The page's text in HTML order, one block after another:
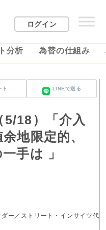
ログイン
分析 為替の仕組み
ト LINEで送る
18）「介入
地限定的、
手は 」
ー／ストリート・インサイツ代